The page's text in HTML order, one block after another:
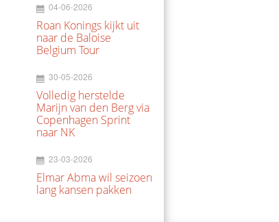
04-06-2026
Roan Konings kijkt uit
naar de Baloise
Belgium Tour
30-05-2026
Volledig herstelde
Marijn van den Berg via
Copenhagen Sprint
naar NK
23-03-2026
Elmar Abma wil seizoen
lang kansen pakken